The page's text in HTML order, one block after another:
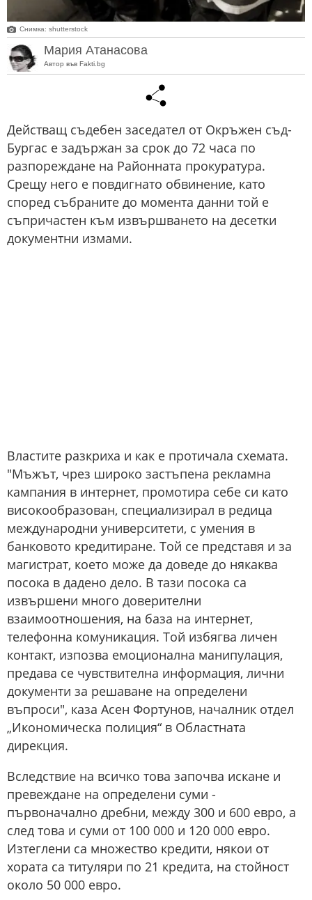
Снимка: shutterstock
Мария Атанасова
Автор във Fakti.bg
Действащ съдебен заседател от Окръжен съд-
Бургас е задържан за срок до 72 часа по
разпореждане на Районната прокуратура.
Срещу него е повдигнато обвинение, като
според събраните до момента данни той е
съпричастен към извършването на десетки
документни измами.
Властите разкриха и как е протичала схемата.
"Мъжът, чрез широко застъпена рекламна
кампания в интернет, промотира себе си като
високообразован, специализирал в редица
международни университети, с умения в
банковото кредитиране. Той се представя и за
магистрат, което може да доведе до някаква
посока в дадено дело. В тази посока са
извършени много доверителни
взаимоотношения, на база на интернет,
телефонна комуникация. Той избягва личен
контакт, изпозва емоционална манипулация,
предава се чувствителна информация, лични
документи за решаване на определени
въпроси", каза Асен Фортунов, началник отдел
„Икономическа полиция“ в Областната
дирекция.
Вследствие на всичко това започва искане и
превеждане на определени суми -
първоначално дребни, между 300 и 600 евро, а
след това и суми от 100 000 и 120 000 евро.
Изтеглени са множество кредити, някои от
хората са титуляри по 21 кредита, на стойност
около 50 000 евро.